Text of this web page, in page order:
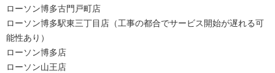
ローソン博多古門戸町店
ローソン博多駅東三丁目店（工事の都合でサービス開始が遅れる可
能性あり）
ローソン博多店
ローソン山王店